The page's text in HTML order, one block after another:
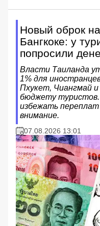
Новый оброк
Бангкоке: у
попросили
Власти Таиланда
1% для
Пхукет, Чиангмай
бюджету туристов.
избежать
внимание.
07.08.2026 13:01